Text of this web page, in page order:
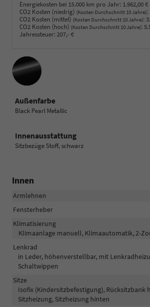
Energiekosten bei 15.000 km pro Jahr: 1.962,00 €
CO2 Kosten (niedrig) (Kosten Durchschnitt 10 Jahre):
CO2 Kosten (mittel) (Kosten Durchschnitt 10 Jahre):
CO2 Kosten (hoch) (Kosten Durchschnitt 10 Jahre):
Jahressteuer: 207,- €
Außenfarbe
Black Pearl Metallic
Innenausstattung
Sitzbezüge Stoff, schwarz
Innen
Armlehnen
Fensterheber
Klimatisierung
Klimaanlage manuell, Klimaautomatik, 2-
Lenkrad
in Leder, höhenverstellbar, mit
Schaltwippen
Sitze
Isofix (Kindersitzbefestigung), Rücksitzbank
Sitzheizung, Sitzheizung hinten